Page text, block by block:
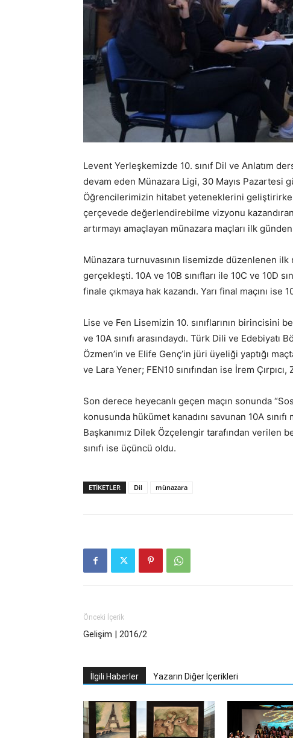
Levent Yerleşkemizde 10. sınıf Dil ve Anlatım
devam eden Münazara Ligi, 30 Mayıs Pazartesi
Öğrencilerimizin hitabet yeteneklerini
çerçevede değerlendirebilme vizyonu
artırmayı amaçlayan münazara maçları ilk
Münazara turnuvasının lisemizde düzenlenen ilk
gerçekleşti. 10A ve 10B sınıfları ile 10C ve 10D
finale çıkmaya hak kazandı. Yarı final maçını ise
Lise ve Fen Lisemizin 10. sınıflarının birincisini
ve 10A sınıfı arasındaydı. Türk Dili ve
Özmen’in ve Elife Genç’in jüri üyeliği yaptığı
ve Lara Yener; FEN10 sınıfından ise İrem
Son derece heyecanlı geçen maçın sonunda
konusunda hükümet kanadını savunan 10A
Başkanımız Dilek Özçelengir tarafından verilen
sınıfı ise üçüncü oldu.
ETIKETLER Dil münazara
Önceki İçerik
Gelişim | 2016/2
İlgili Haberler Yazarın Diğer İçerikleri